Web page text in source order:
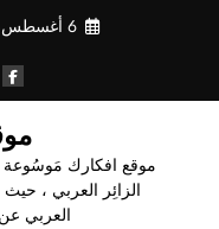
6 أغسطس، 2026
موقع افكارك مَوسُوعة
الزائِر العربي ،
العربي